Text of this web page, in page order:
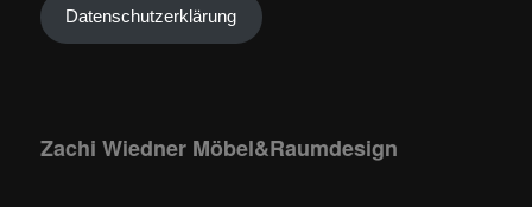
Datenschutzerklärung
Zachi Wiedner Möbel&Raumdesign